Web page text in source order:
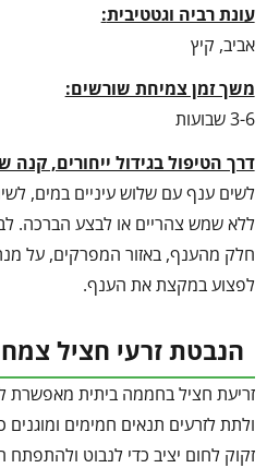
עונת רביה וגטטיבית:
אביב, קיץ
משך זמן צמיחת שורשים:
3-6 שבועות
דרך הטיפול בגידול ייחורים,
לשים ענף עם שלוש עיניים במים,
ללא שמש צהריים או לבצע הברכה.
חלק מהענף, באזור המפרקים, על
לפצוע במקצת את הענף.
הנבטת זרעי חציל
זריעת חציל בחממה ביתית מאפשרת
ולתת לזרעים תנאים חמימים
זקוק לחום יציב כדי לנבוט ולהתפתח